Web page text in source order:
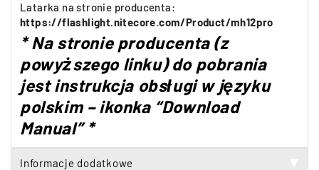
Latarka na stronie producenta:
https://flashlight.nitecore.com/Product/mh12pro
* Na stronie producenta (z
powyższego linku) do pobrania
jest instrukcja obsługi w języku
polskim – ikonka “Download
Manual” *
Informacje dodatkowe